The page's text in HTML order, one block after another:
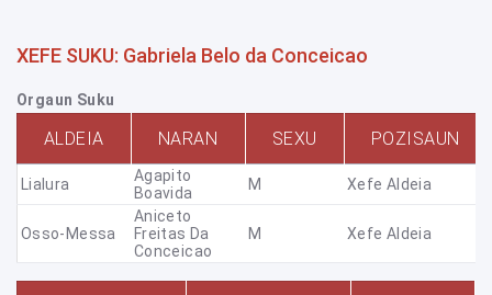
XEFE SUKU: Gabriela Belo da Conceicao
Orgaun Suku
ALDEIA NARAN SEXU POZISAUN
Lialura
Agapito
Boavida
M Xefe Aldeia
Osso-Messa
Aniceto
Freitas Da
Conceicao
M Xefe Aldeia